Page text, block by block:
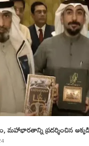
ప్రదర్శించిన